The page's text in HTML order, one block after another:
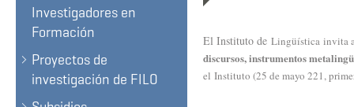
Investigadores en
Formación
Proyectos de
investigación de FILO
El Instituto de Lingüística invita
discursos, instrumentos
el Instituto (25 de mayo 221,